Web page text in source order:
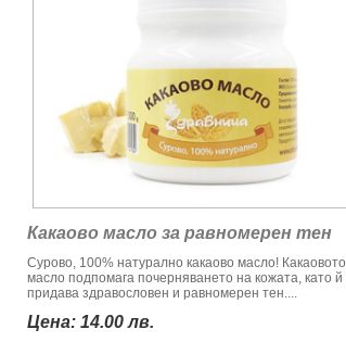
Какаово масло за равномерен тен
Сурово, 100% натурално какаово масло! Какаовото
масло подпомага почерняването на кожата, като й
придава здравословен и равномерен тен....
Цена: 14.00 лв.